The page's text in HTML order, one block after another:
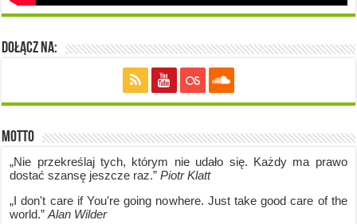
Dołącz na:
Motto
„Nie przekreślaj tych, którym nie udało się. Każdy ma prawo
dostać szansę jeszcze raz.”Piotr Klatt
„I don't care if You're going nowhere. Just take good care of the
world.”Alan Wilder